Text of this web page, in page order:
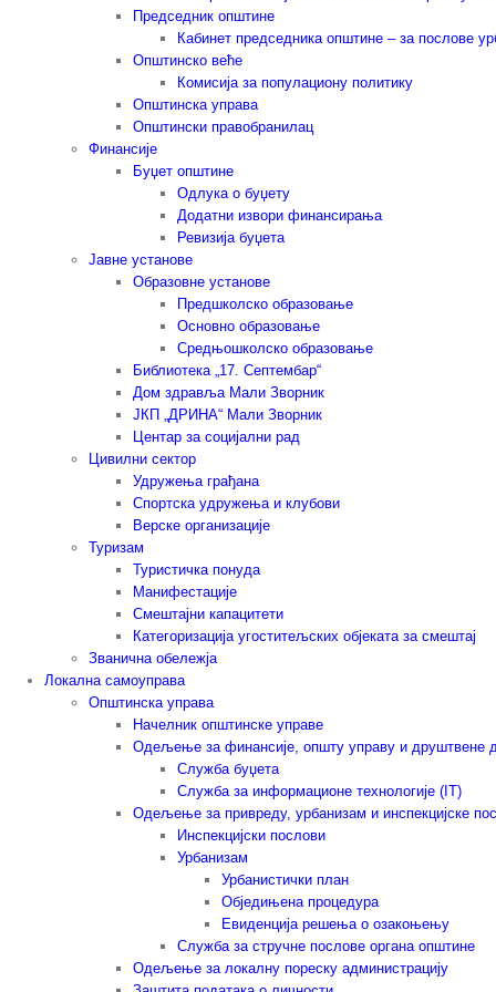
Председник општине
Кабинет председника општине – за послове
Општинско веће
Комисија за популациону политику
Општинска управа
Општински правобранилац
Финансије
Буџет општине
Одлука о буџету
Додатни извори финансирања
Ревизија буџета
Јавне установе
Образовне установе
Предшколско образовање
Основно образовање
Средњошколско образовање
Библиотека „17. Септембар“
Дом здравља Мали Зворник
ЈКП „ДРИНА“ Мали Зворник
Центар за социјални рад
Цивилни сектор
Удружења грађана
Спортска удружења и клубови
Верске организације
Туризам
Туристичка понуда
Манифестације
Смештајни капацитети
Категоризација угоститељских објеката за смештај
Званична обележја
Локална самоуправа
Општинска управа
Начелник општинске управе
Одељење за финансије, општу управу и друштвене
Служба буџета
Служба за информационе технологије (IT)
Одељење за привреду, урбанизам и инспекцијске
Инспекцијски послови
Урбанизам
Урбанистички план
Обједињена процедура
Евиденција решења о озакоњењу
Служба за стручне послове органа општине
Одељење за локалну пореску администрацију